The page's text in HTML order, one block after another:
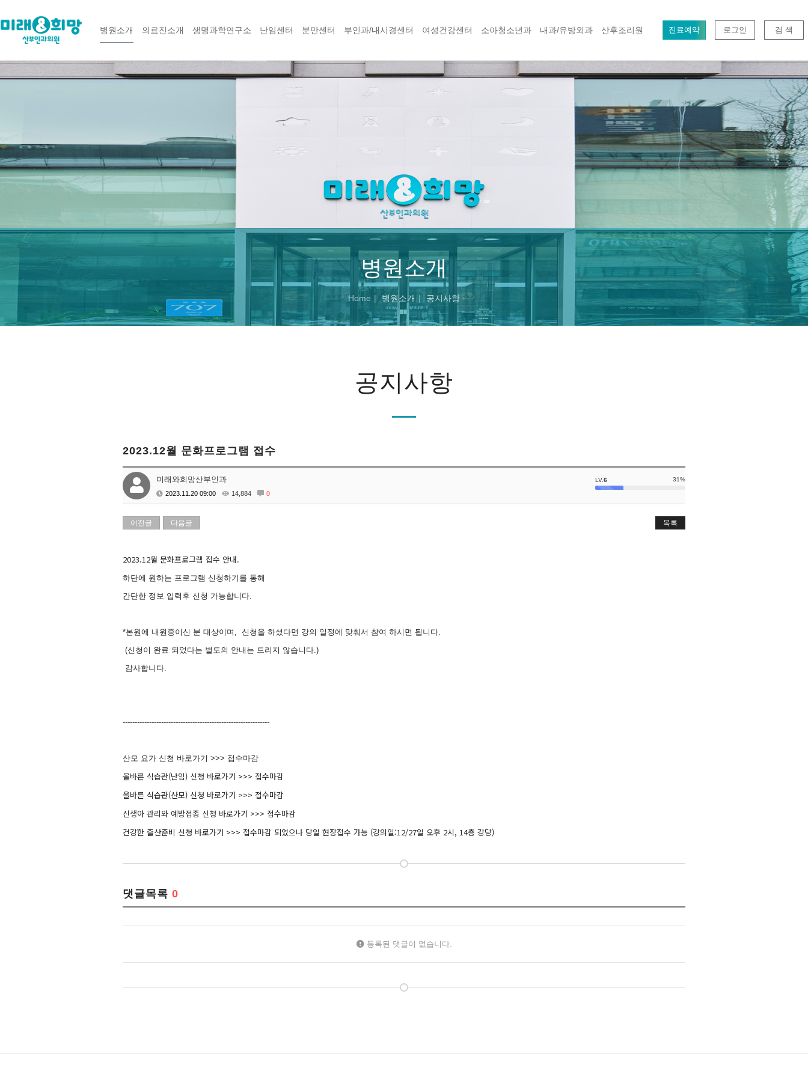
병원소개 의료진소개 생명과학연구소 난임센터 분만센터 부인과/내시경센터 여성건강센터 소아청소년과 내과/유방외과 산후조리원 진료예약 로그인 검 색
병원소개
Home 병원소개 공지사항
공지사항
2023.12월 문화프로그램 접수
미래와희망산부인과
2023.11.20 09:00 14,884 0
LV.6 31%
이전글 다음글 목록
2023.12월 문화프로그램 접수 안내.
하단에 원하는 프로그램 신청하기를 통해
간단한 정보 입력후 신청 가능합니다.
*본원에 내원중이신 분 대상이며, 신청을 하셨다면 강의 일정에 맞춰서 참여 하시면 됩니다.
(신청이 완료 되었다는 별도의 안내는 드리지 않습니다.)
감사합니다.
-------------------------------------------------------------
산모 요가 신청 바로가기 >>> 접수마감
올바른 식습관(난임) 신청 바로가기 >>> 접수마감
올바른 식습관(산모) 신청 바로가기 >>> 접수마감
신생아 관리와 예방접종 신청 바로가기 >>> 접수마감
건강한 출산준비 신청 바로가기 >>> 접수마감 되었으나 당일 현장접수 가능 (강의일:12/27일 오후 2시, 14층 강당)
댓글목록 0
등록된 댓글이 없습니다.